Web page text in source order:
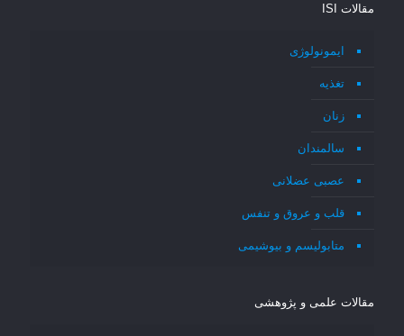
مقالات ISI
ایمونولوژی
تغذیه
زنان
سالمندان
عصبی عضلانی
قلب و عروق و تنفس
متابولیسم و بیوشیمی
مقالات علمی و پژوهشی